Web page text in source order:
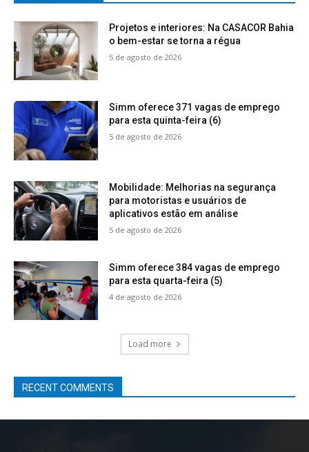
Projetos e interiores: Na CASACOR Bahia
o bem-estar se torna a régua
5 de agosto de 2026
Simm oferece 371 vagas de emprego
para esta quinta-feira (6)
5 de agosto de 2026
Mobilidade: Melhorias na segurança
para motoristas e usuários de
aplicativos estão em análise
5 de agosto de 2026
Simm oferece 384 vagas de emprego
para esta quarta-feira (5)
4 de agosto de 2026
Load more
RECENT COMMENTS